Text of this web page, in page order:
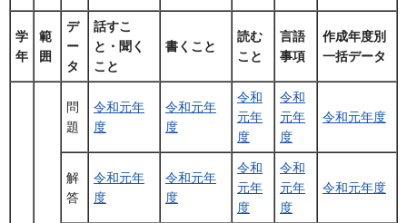
学
年
範
囲
デ
ー
タ
話すこ
と・聞く
こと
書くこと
読む
こと
言語
事項
作成年度別
一括データ
問
題
令和元年
度
令和元年
度
令和
元年
度
令和
元年
度
令和元年度
解
答
令和元年
度
令和元年
度
令和
元年
度
令和
元年
度
令和元年度